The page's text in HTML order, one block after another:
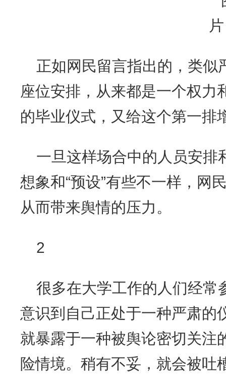
正如网民留言指出的，类似
座位安排，从来都是一个权力
的毕业仪式，又给这个第一排
一旦这样场合中的人员安排
想象和“预设”有些不一样，网
从而带来舆情的压力。
2
很多在大学工作的人们经常
意识到自己正处于一种严肃的
就暴露于一种被舆论密切关注
险情境。稍有不妥，就会被吐